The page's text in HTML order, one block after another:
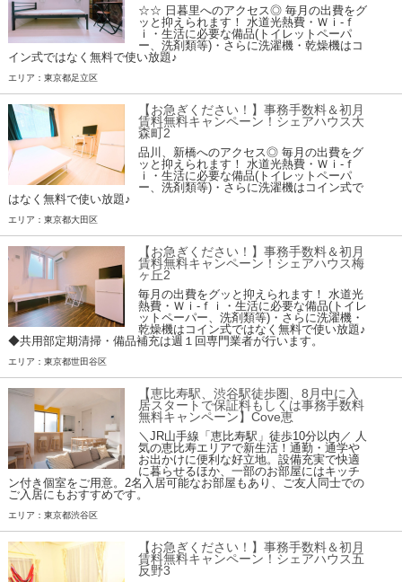
☆☆ 日暮里へのアクセス◎ 毎月の出費をグ
ッと抑えられます！ 水道光熱費・Ｗｉ-ｆ
ｉ・生活に必要な備品(トイレットペーパ
ー、洗剤類等)・さらに洗濯機・乾燥機はコ
イン式ではなく無料で使い放題♪
エリア：東京都足立区
【お急ぎください！】事務手数料＆初月
賃料無料キャンペーン！シェアハウス大
森町2
品川、新橋へのアクセス◎ 毎月の出費をグ
ッと抑えられます！ 水道光熱費・Ｗｉ-ｆ
ｉ・生活に必要な備品(トイレットペーパ
ー、洗剤類等)・さらに洗濯機はコイン式で
はなく無料で使い放題♪
エリア：東京都大田区
【お急ぎください！】事務手数料＆初月
賃料無料キャンペーン！シェアハウス梅
ヶ丘2
毎月の出費をグッと抑えられます！ 水道光
熱費・Ｗｉ-ｆｉ・生活に必要な備品(トイレ
ットペーパー、洗剤類等)・さらに洗濯機・
乾燥機はコイン式ではなく無料で使い放題♪
◆共用部定期清掃・備品補充は週１回専門業者が行います。
エリア：東京都世田谷区
【恵比寿駅、渋谷駅徒歩圏、8月中に入
居スタートで保証料もしくは事務手数料
無料キャンペーン】Cove恵
＼JR山手線「恵比寿駅」徒歩10分以内／ 人
気の恵比寿エリアで新生活！通勤・通学や
お出かけに便利な好立地。設備充実で快適
に暮らせるほか、一部のお部屋にはキッチ
ン付き個室をご用意。2名入居可能なお部屋もあり、ご友人同士での
ご入居にもおすすめです。
エリア：東京都渋谷区
【お急ぎください！】事務手数料＆初月
賃料無料キャンペーン！シェアハウス五
反野3